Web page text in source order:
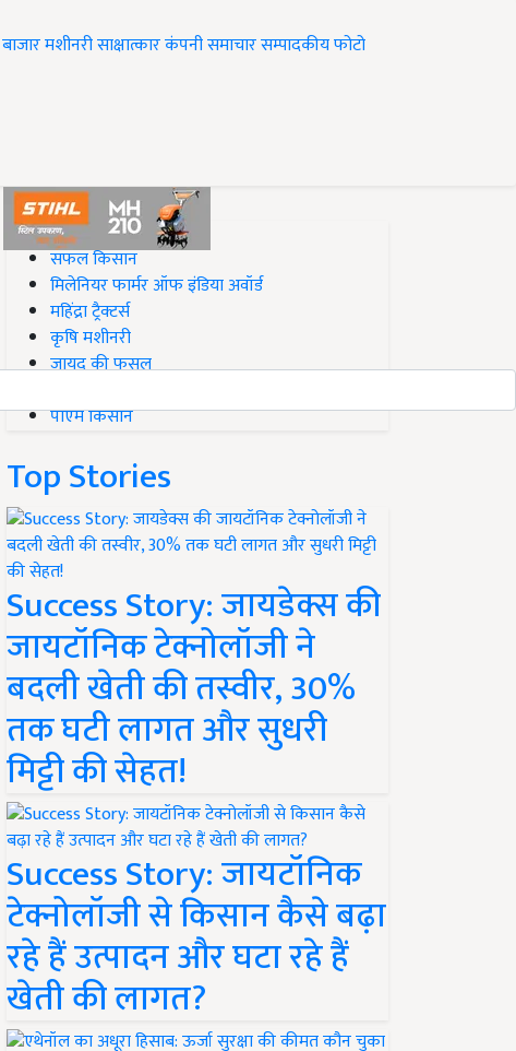
बाजारमशीनरीसाक्षात्कारकंपनी समाचारसम्पादकीयफोटो
#Top on Krishi Jagran
सफल किसान
मिलेनियर फार्मर ऑफ इंडिया अवॉर्ड
महिंद्रा ट्रैक्टर्स
कृषि मशीनरी
जायद की फसल
पीएम किसान
Top Stories
Success Story: जायडेक्स की
जायटॉनिक टेक्नोलॉजी ने
बदली खेती की तस्वीर, 30%
तक घटी लागत और सुधरी
मिट्टी की सेहत!
Success Story: जायटॉनिक
टेक्नोलॉजी से किसान कैसे बढ़ा
रहे हैं उत्पादन और घटा रहे हैं
खेती की लागत?